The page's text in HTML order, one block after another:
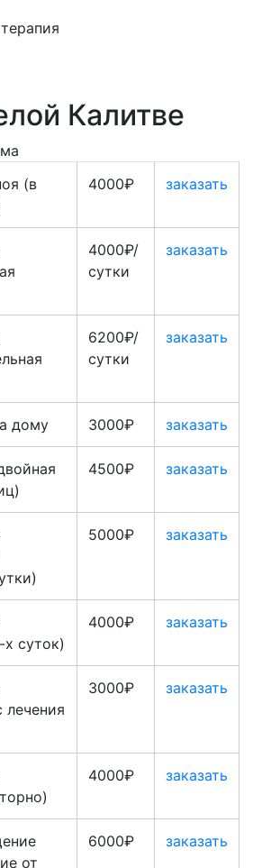
Калитве
(в
4000₽ заказать
4000₽/
сутки
заказать
6200₽/
сутки
заказать
дому 3000₽ заказать
4500₽ заказать
5000₽ заказать
суток)
4000₽ заказать
лечения
3000₽ заказать
4000₽ заказать
от
6000₽ заказать